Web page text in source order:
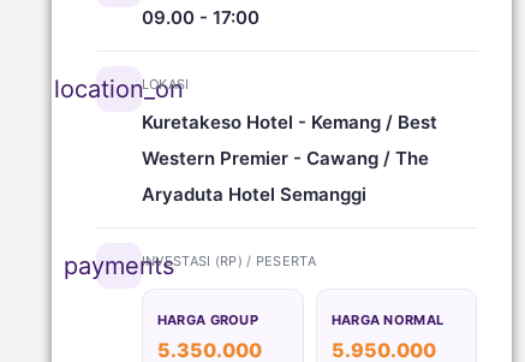
09.00 - 17:00
location_on
LOKASI
Kuretakeso Hotel - Kemang / Best
Western Premier - Cawang / The
Aryaduta Hotel Semanggi
paymentsINVESTASI (RP) / PESERTA
HARGA GROUP
5.350.000
HARGA NORMAL
5.950.000